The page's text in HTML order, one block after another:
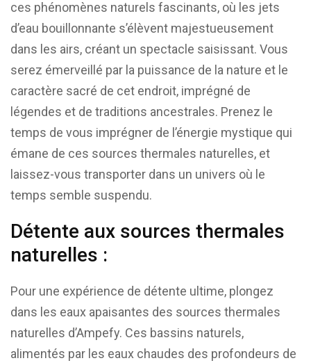
ces phénomènes naturels fascinants, où les jets
d’eau bouillonnante s’élèvent majestueusement
dans les airs, créant un spectacle saisissant. Vous
serez émerveillé par la puissance de la nature et le
caractère sacré de cet endroit, imprégné de
légendes et de traditions ancestrales. Prenez le
temps de vous imprégner de l’énergie mystique qui
émane de ces sources thermales naturelles, et
laissez-vous transporter dans un univers où le
temps semble suspendu.
Détente aux sources thermales
naturelles :
Pour une expérience de détente ultime, plongez
dans les eaux apaisantes des sources thermales
naturelles d’Ampefy. Ces bassins naturels,
alimentés par les eaux chaudes des profondeurs de